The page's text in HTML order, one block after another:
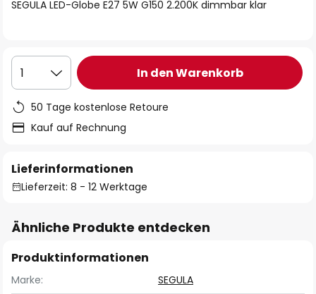
SEGULA LED-Globe E27 5W G150 2.200K dimmbar klar
1 In den Warenkorb
50 Tage kostenlose Retoure
Kauf auf Rechnung
Lieferinformationen
Lieferzeit: 8 - 12 Werktage
Ähnliche Produkte entdecken
Produktinformationen
Marke:
SEGULA